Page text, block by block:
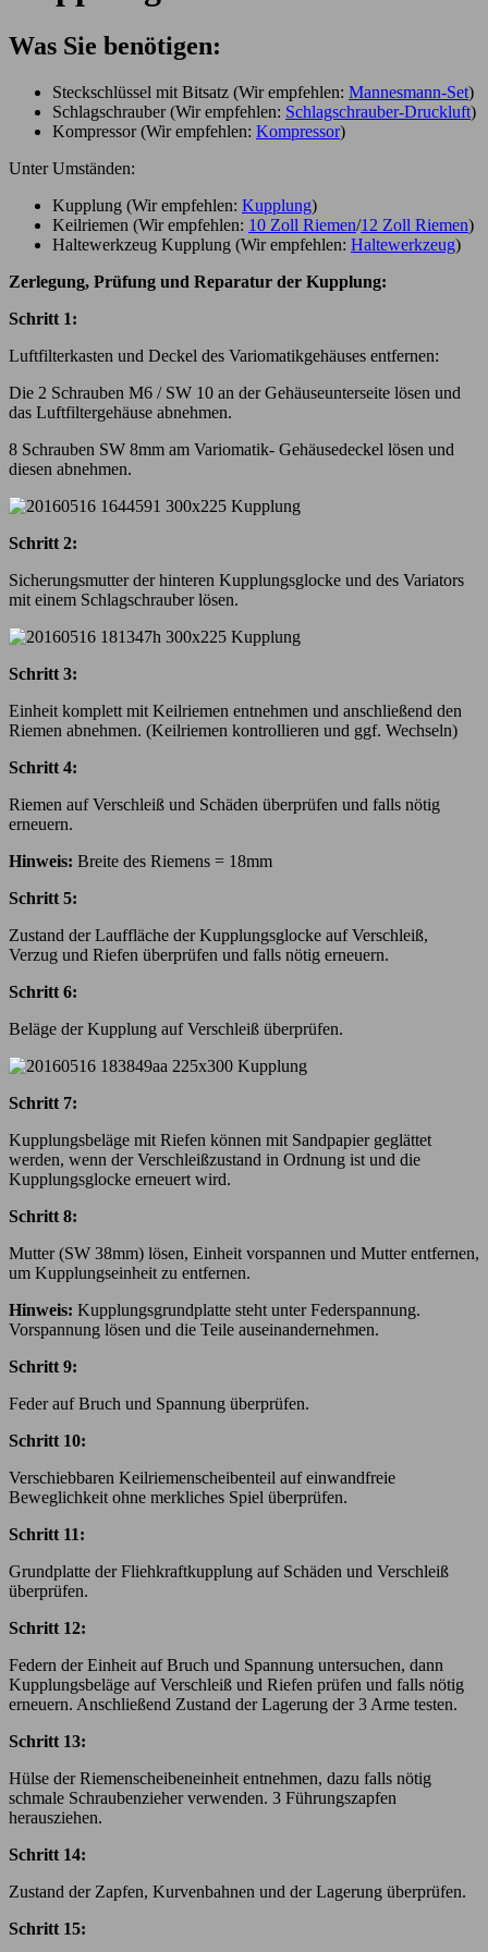
Was Sie benötigen:
Steckschlüssel mit Bitsatz (Wir empfehlen: Mannesmann-Set)
Schlagschrauber (Wir empfehlen: Schlagschrauber-Druckluft)
Kompressor (Wir empfehlen: Kompressor)
Unter Umständen:
Kupplung (Wir empfehlen: Kupplung)
Keilriemen (Wir empfehlen: 10 Zoll Riemen/12 Zoll Riemen)
Haltewerkzeug Kupplung (Wir empfehlen: Haltewerkzeug)
Zerlegung, Prüfung und Reparatur der Kupplung:
Schritt 1:
Luftfilterkasten und Deckel des Variomatikgehäuses entfernen:
Die 2 Schrauben M6 / SW 10 an der Gehäuseunterseite lösen und
das Luftfiltergehäuse abnehmen.
8 Schrauben SW 8mm am Variomatik- Gehäusedeckel lösen und
diesen abnehmen.
Schritt 2:
Sicherungsmutter der hinteren Kupplungsglocke und des Variators
mit einem Schlagschrauber lösen.
Schritt 3:
Einheit komplett mit Keilriemen entnehmen und anschließend den
Riemen abnehmen. (Keilriemen kontrollieren und ggf. Wechseln)
Schritt 4:
Riemen auf Verschleiß und Schäden überprüfen und falls nötig
erneuern.
Hinweis: Breite des Riemens = 18mm
Schritt 5:
Zustand der Lauffläche der Kupplungsglocke auf Verschleiß,
Verzug und Riefen überprüfen und falls nötig erneuern.
Schritt 6:
Beläge der Kupplung auf Verschleiß überprüfen.
Schritt 7:
Kupplungsbeläge mit Riefen können mit Sandpapier geglättet
werden, wenn der Verschleißzustand in Ordnung ist und die
Kupplungsglocke erneuert wird.
Schritt 8:
Mutter (SW 38mm) lösen, Einheit vorspannen und Mutter entfernen,
um Kupplungseinheit zu entfernen.
Hinweis: Kupplungsgrundplatte steht unter Federspannung.
Vorspannung lösen und die Teile auseinandernehmen.
Schritt 9:
Feder auf Bruch und Spannung überprüfen.
Schritt 10:
Verschiebbaren Keilriemenscheibenteil auf einwandfreie
Beweglichkeit ohne merkliches Spiel überprüfen.
Schritt 11:
Grundplatte der Fliehkraftkupplung auf Schäden und Verschleiß
überprüfen.
Schritt 12:
Federn der Einheit auf Bruch und Spannung untersuchen, dann
Kupplungsbeläge auf Verschleiß und Riefen prüfen und falls nötig
erneuern. Anschließend Zustand der Lagerung der 3 Arme testen.
Schritt 13:
Hülse der Riemenscheibeneinheit entnehmen, dazu falls nötig
schmale Schraubenzieher verwenden. 3 Führungszapfen
herausziehen.
Schritt 14:
Zustand der Zapfen, Kurvenbahnen und der Lagerung überprüfen.
Schritt 15: